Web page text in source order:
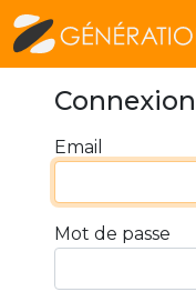
Connexion
Email
Mot de passe